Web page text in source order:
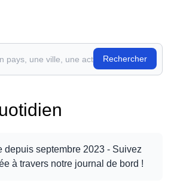
Rechercher
depuis septembre 2023- Suivez
à travers notre journal de bord !